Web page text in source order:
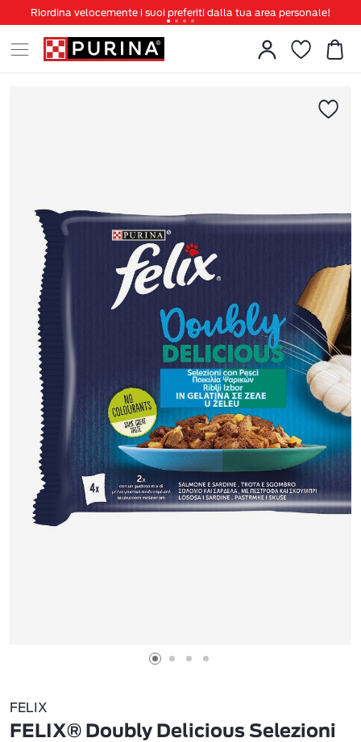
Riordina velocemente i suoi preferiti dalla tua area personale!
Tanti sconti e novità ti aspettano, non perderteli!
Spedizione gratuita a partire da 49 €
FELIX
FELIX® Doubly Delicious Selezioni